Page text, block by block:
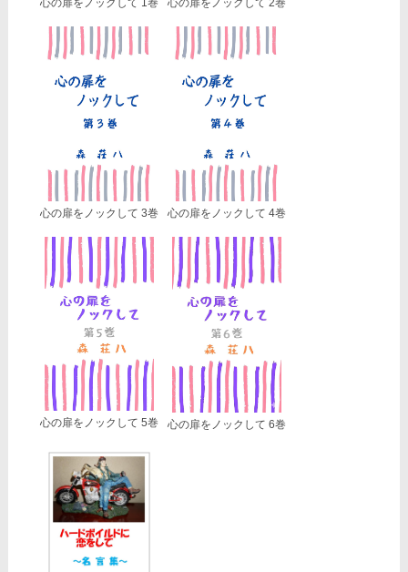
心の扉をノックして 1巻 心の扉をノックして 2巻
心の扉をノックして 3巻 心の扉をノックして 4巻
心の扉をノックして 5巻 心の扉をノックして 6巻